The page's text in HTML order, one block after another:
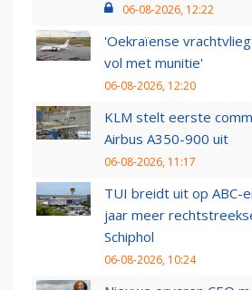
06-08-2026, 12:22
'Oekraïense
vol met munitie'
06-08-2026, 12:20
KLM stelt eerste
Airbus A350-900 uit
06-08-2026, 11:17
TUI breidt uit op ABC-
jaar meer
Schiphol
06-08-2026, 10:24